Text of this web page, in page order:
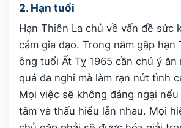
2. Hạn tuổi
Hạn Thiên La chủ về vấn đề sức
cảm gia đạo. Trong năm gặp hạn
ông tuổi Ất Tỵ 1965 cần chú ý ăn
quá đa nghi mà làm rạn nứt tình
Mọi việc sẽ không đáng ngại nếu
tâm và thấu hiểu lẫn nhau. Mọi